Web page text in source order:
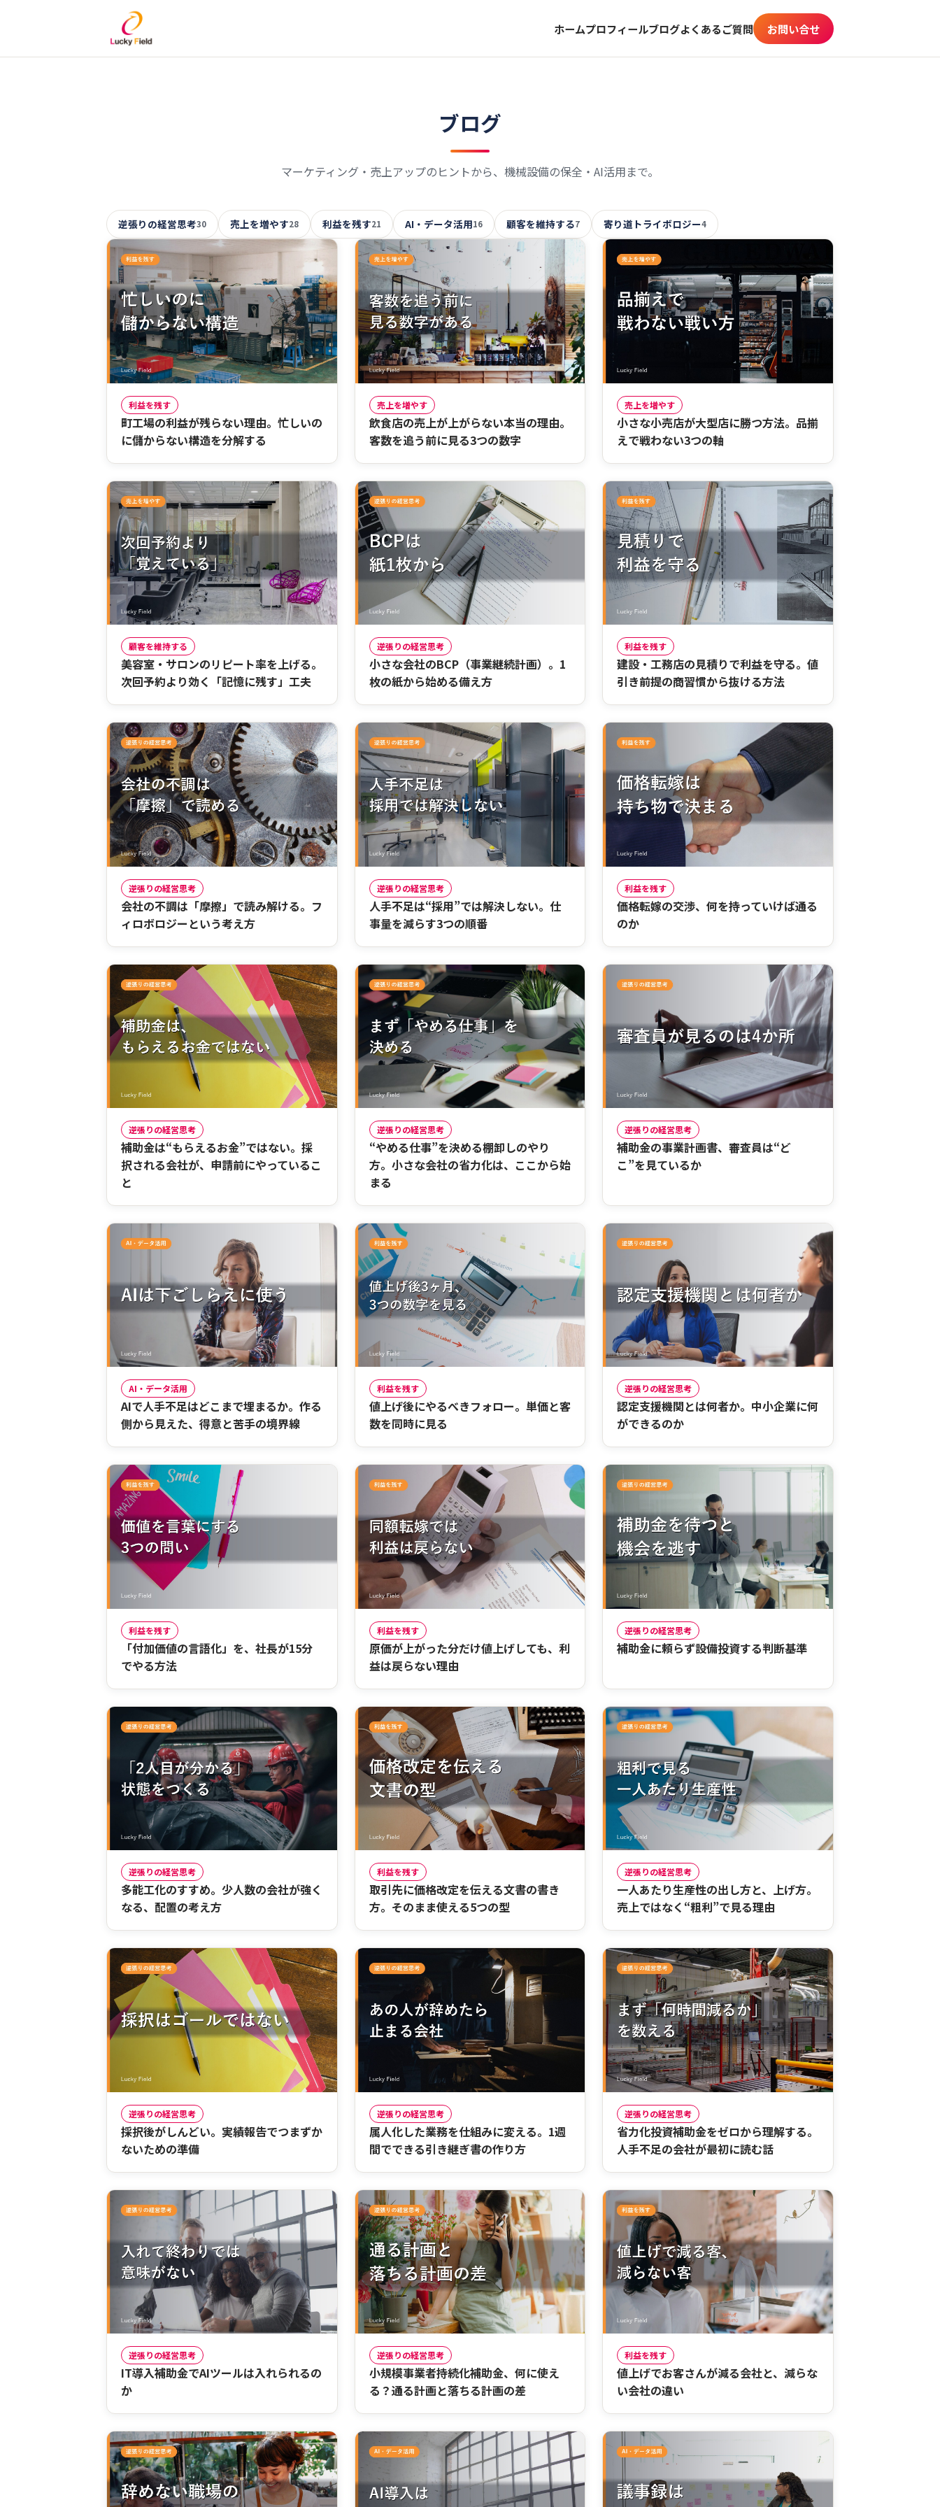
ホームプロフィールブログよくあるご質問 お問い合せ
ブログ
マーケティング・売上アップのヒントから、機械設備の保全・AI活用まで。
逆張りの経営思考30 売上を増やす28 利益を残す21 AI・データ活用16 顧客を維持する7 寄り道トライボロジー4
利益を残す
町工場の利益が残らない理由。忙しいの
に儲からない構造を分解する
売上を増やす
飲食店の売上が上がらない本当の理由。
客数を追う前に見る3つの数字
売上を増やす
小さな小売店が大型店に勝つ方法。品揃
えで戦わない3つの軸
顧客を維持する
美容室・サロンのリピート率を上げる。
次回予約より効く「記憶に残す」工夫
逆張りの経営思考
小さな会社のBCP（事業継続計画）。1
枚の紙から始める備え方
利益を残す
建設・工務店の見積りで利益を守る。値
引き前提の商習慣から抜ける方法
逆張りの経営思考
会社の不調は「摩擦」で読み解ける。フ
ィロボロジーという考え方
逆張りの経営思考
人手不足は“採用”では解決しない。仕
事量を減らす3つの順番
利益を残す
価格転嫁の交渉、何を持っていけば通る
のか
逆張りの経営思考
補助金は“もらえるお金”ではない。採
択される会社が、申請前にやっているこ
と
逆張りの経営思考
“やめる仕事”を決める棚卸しのやり
方。小さな会社の省力化は、ここから始
まる
逆張りの経営思考
補助金の事業計画書、審査員は“ど
こ”を見ているか
AI・データ活用
AIで人手不足はどこまで埋まるか。作る
側から見えた、得意と苦手の境界線
利益を残す
値上げ後にやるべきフォロー。単価と客
数を同時に見る
逆張りの経営思考
認定支援機関とは何者か。中小企業に何
ができるのか
利益を残す
「付加価値の言語化」を、社長が15分
でやる方法
利益を残す
原価が上がった分だけ値上げしても、利
益は戻らない理由
逆張りの経営思考
補助金に頼らず設備投資する判断基準
逆張りの経営思考
多能工化のすすめ。少人数の会社が強く
なる、配置の考え方
利益を残す
取引先に価格改定を伝える文書の書き
方。そのまま使える5つの型
逆張りの経営思考
一人あたり生産性の出し方と、上げ方。
売上ではなく“粗利”で見る理由
逆張りの経営思考
採択後がしんどい。実績報告でつまずか
ないための準備
逆張りの経営思考
属人化した業務を仕組みに変える。1週
間でできる引き継ぎ書の作り方
逆張りの経営思考
省力化投資補助金をゼロから理解する。
人手不足の会社が最初に読む話
逆張りの経営思考
IT導入補助金でAIツールは入れられるの
か
逆張りの経営思考
小規模事業者持続化補助金、何に使え
る？通る計画と落ちる計画の差
利益を残す
値上げでお客さんが減る会社と、減らな
い会社の違い